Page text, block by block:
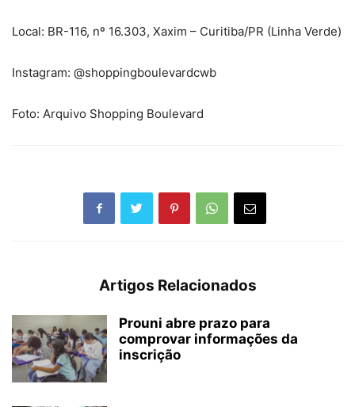
Local: BR-116, nº 16.303, Xaxim – Curitiba/PR (Linha Verde)
Instagram: @shoppingboulevardcwb
Foto: Arquivo Shopping Boulevard
Artigos Relacionados
Prouni abre prazo para
comprovar informações da
inscrição